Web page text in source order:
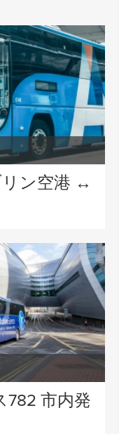
Dublin Airport
ン空港 ↔
782 市内発